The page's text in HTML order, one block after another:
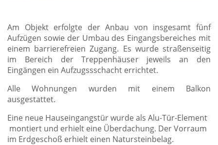
Am Objekterfolgte der Anbau von insgesamt fünf
Aufzügen sowie der Umbau des Eingangsbereiches mit
einem barrierefreien Zugang. Es wurde straßenseitig
im Bereich der Treppenhäuser jeweils an den
Eingängen ein Aufzugssschacht errichtet.
Alle Wohnungen wurden mit einem Balkon
ausgestattet.
Eine neue Hauseingangstür wurde als Alu-Tür-Element
montiert und erhielt eine Überdachung. Der Vorraum
im Erdgeschoß erhielt einen Natursteinbelag.